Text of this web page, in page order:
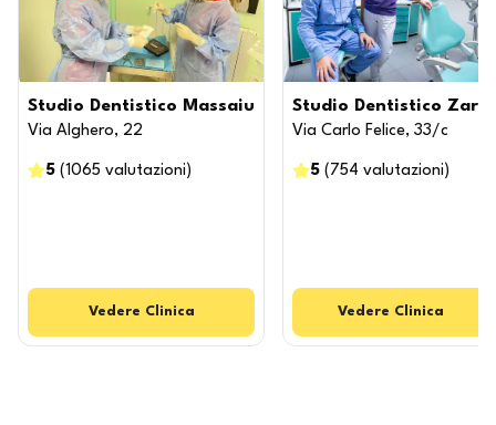
Studio Dentistico Massaiu
Via Alghero, 22
5 (1065 valutazioni )
Vedere Clinica
Studio Dentistico Zara
Via Carlo Felice, 33/c
5 ( 754 valutazioni )
Vedere Clinica